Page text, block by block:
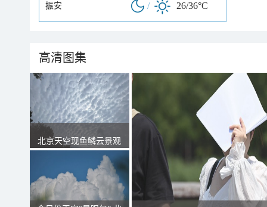
振安 / 26/36°C
高清图集
北京天空现鱼鳞云景观